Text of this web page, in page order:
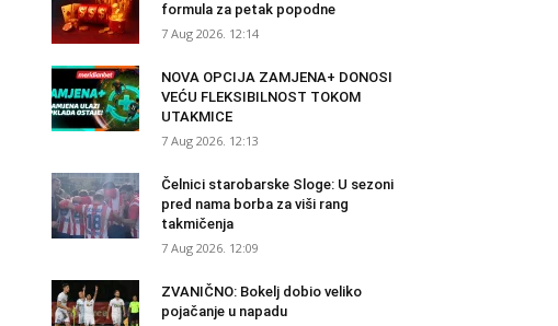
formula za petak popodne
7 Aug 2026. 12:14
NOVA OPCIJA ZAMJENA+ DONOSI
VEĆU FLEKSIBILNOST TOKOM
UTAKMICE
7 Aug 2026. 12:13
Čelnici starobarske Sloge: U sezoni
pred nama borba za viši rang
takmičenja
7 Aug 2026. 12:09
ZVANIČNO: Bokelj dobio veliko
pojačanje u napadu